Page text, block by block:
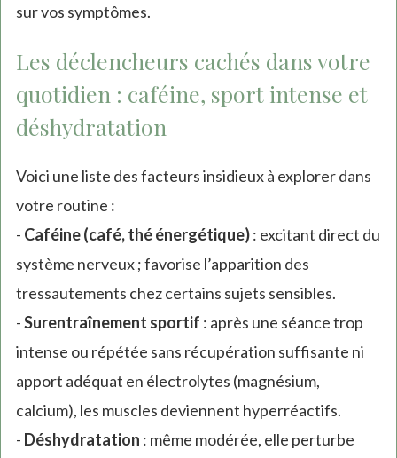
sur vos symptômes.
Les déclencheurs cachés dans votre
quotidien : caféine, sport intense et
déshydratation
Voici une liste des facteurs insidieux à explorer dans
votre routine :
- Caféine (café, thé énergétique): excitant direct du
système nerveux ; favorise l’apparition des
tressautements chez certains sujets sensibles.
-Surentraînement sportif : après une séance trop
intense ou répétée sans récupération suffisante ni
apport adéquat en électrolytes (magnésium,
calcium), les muscles deviennent hyperréactifs.
- Déshydratation : même modérée, elle perturbe